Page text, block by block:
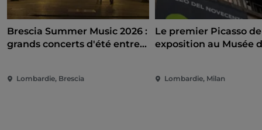
Brescia Summer Music 2026 :
grands concerts d'été entre
Lombardie, Brescia
Le premier Picasso
exposition au Musée
Lombardie, Milan